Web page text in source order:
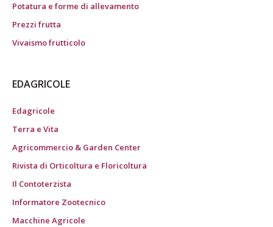
Potatura e forme di allevamento
Prezzi frutta
Vivaismo frutticolo
EDAGRICOLE
Edagricole
Terra e Vita
Agricommercio & Garden Center
Rivista di Orticoltura e Floricoltura
Il Contoterzista
Informatore Zootecnico
Macchine Agricole